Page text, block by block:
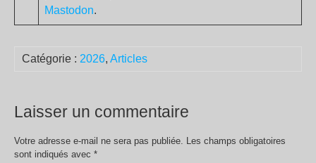
Mastodon.
Catégorie : 2026, Articles
Laisser un commentaire
Votre adresse e-mail ne sera pas publiée.
Les champs obligatoires
sont indiqués avec *